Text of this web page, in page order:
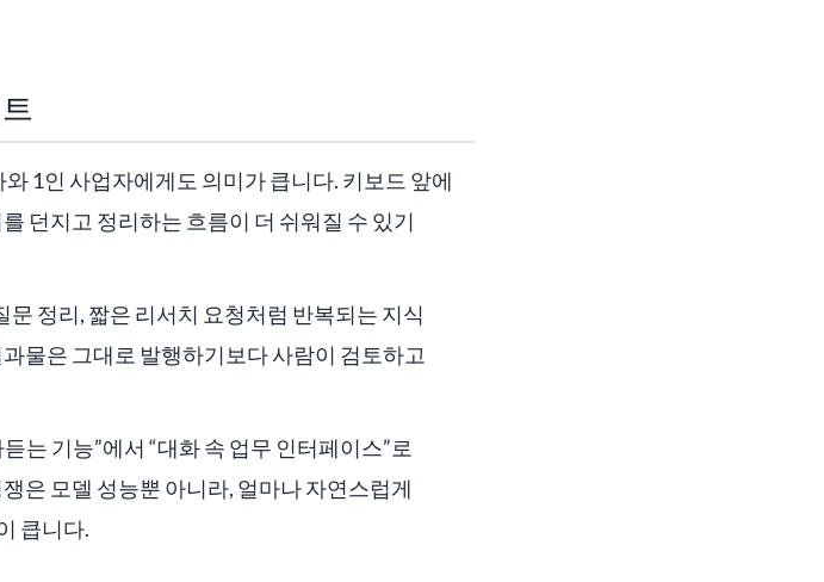
1인 사업자에게도 의미가 큽니다. 키보드 앞에
던지고 정리하는 흐름이 더 쉬워질 수 있기
정리, 짧은 리서치 요청처럼 반복되는 지식
물은 그대로 발행하기보다 사람이 검토하고
는 기능”에서 “대화 속 업무 인터페이스”로
은 모델 성능뿐 아니라, 얼마나 자연스럽게
큽니다.